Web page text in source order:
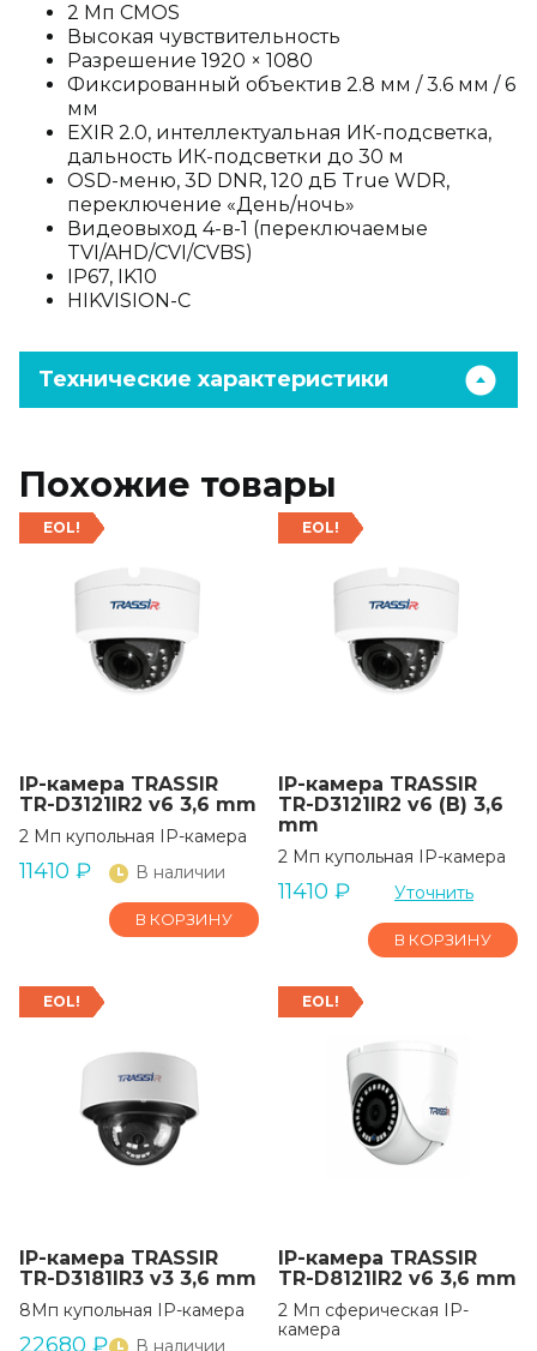
2 Мп CMOS
Высокая чувствительность
Разрешение 1920 × 1080
Фиксированный объектив 2.8 мм / 3.6 мм / 6
мм
EXIR 2.0, интеллектуальная ИК-подсветка,
дальность ИК-подсветки до 30 м
OSD-меню, 3D DNR, 120 дБ True WDR,
переключение «День/ночь»
Видеовыход 4-в-1 (переключаемые
TVI/AHD/CVI/CVBS)
IP67, IK10
HIKVISION-C
Технические характеристики
Похожие товары
EOL!
IP-камера TRASSIR
TR-D3121IR2 v6 3,6 mm
2 Мп купольная IP-камера
11410 ₽ В наличии
В КОРЗИНУ
EOL!
IP-камера TRASSIR
TR-D3121IR2 v6 (B) 3,6
mm
2 Мп купольная IP-камера
11410 ₽ Уточнить
В КОРЗИНУ
EOL!
IP-камера TRASSIR
TR-D3181IR3 v3 3,6 mm
8Мп купольная IP-камера
22680 ₽ В наличии
EOL!
IP-камера TRASSIR
TR-D8121IR2 v6 3,6 mm
2 Мп сферическая IP-
камера